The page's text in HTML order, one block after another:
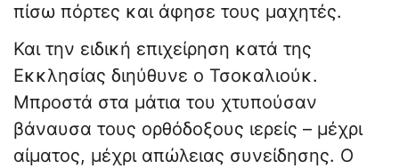
πίσω πόρτες και άφησε τους μαχητές.
Και την ειδική επιχείρηση κατά της
Εκκλησίας διηύθυνε ο Τσοκαλιούκ.
Μπροστά στα μάτια του χτυπούσαν
βάναυσα τους ορθόδοξους ιερείς – μέχρι
αίματος, μέχρι απώλειας συνείδησης. Ο